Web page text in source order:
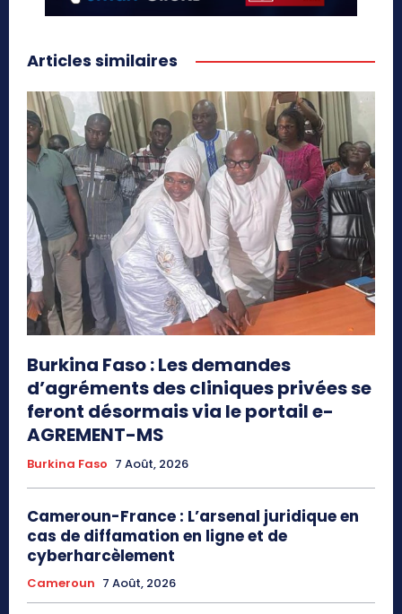
Articles similaires
Burkina Faso : Les demandes
d’agréments des cliniques privées se
feront désormais via le portail e-
AGREMENT-MS
Burkina Faso 7 Août, 2026
Cameroun-France : L’arsenal juridique en
cas de diffamation en ligne et de
cyberharcèlement
Cameroun 7 Août, 2026